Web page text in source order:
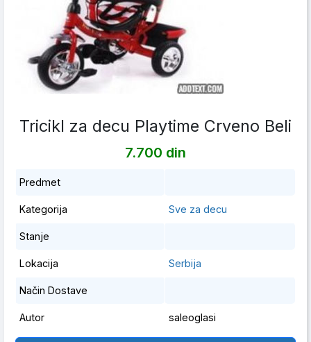
Tricikl za decu Playtime Crveno Beli
7.700 din
Predmet
Kategorija Sve za decu
Stanje
Lokacija Serbija
Način Dostave
Autor saleoglasi